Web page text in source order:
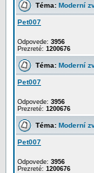
Téma: Moderní
Pet007
Odpovede: 3956
Prezreté: 1200676
Téma: Moderní
Pet007
Odpovede: 3956
Prezreté: 1200676
Téma: Moderní
Pet007
Odpovede: 3956
Prezreté: 1200676